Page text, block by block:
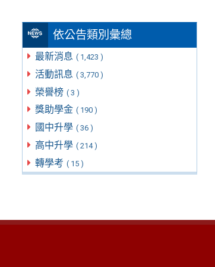
依公告類別彙總
最新消息 ( 1,423 )
活動訊息 ( 3,770 )
榮譽榜 ( 3 )
獎助學金 ( 190 )
國中升學 ( 36 )
高中升學 ( 214 )
轉學考 ( 15 )